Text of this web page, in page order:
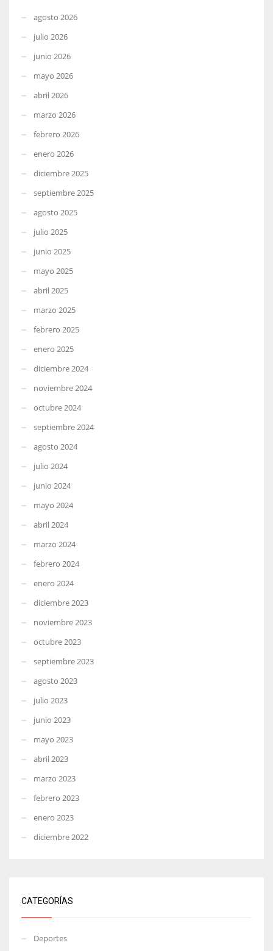
agosto 2026
julio 2026
junio 2026
mayo 2026
abril 2026
marzo 2026
febrero 2026
enero 2026
diciembre 2025
septiembre 2025
agosto 2025
julio 2025
junio 2025
mayo 2025
abril 2025
marzo 2025
febrero 2025
enero 2025
diciembre 2024
noviembre 2024
octubre 2024
septiembre 2024
agosto 2024
julio 2024
junio 2024
mayo 2024
abril 2024
marzo 2024
febrero 2024
enero 2024
diciembre 2023
noviembre 2023
octubre 2023
septiembre 2023
agosto 2023
julio 2023
junio 2023
mayo 2023
abril 2023
marzo 2023
febrero 2023
enero 2023
diciembre 2022
CATEGORÍAS
Deportes